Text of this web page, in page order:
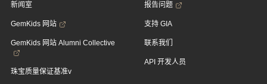
新闻室
GemKids 网站
GemKids 网站 Alumni Collective
珠宝质量保证基准v
报告问题
支持 GIA
联系我们
API 开发人员